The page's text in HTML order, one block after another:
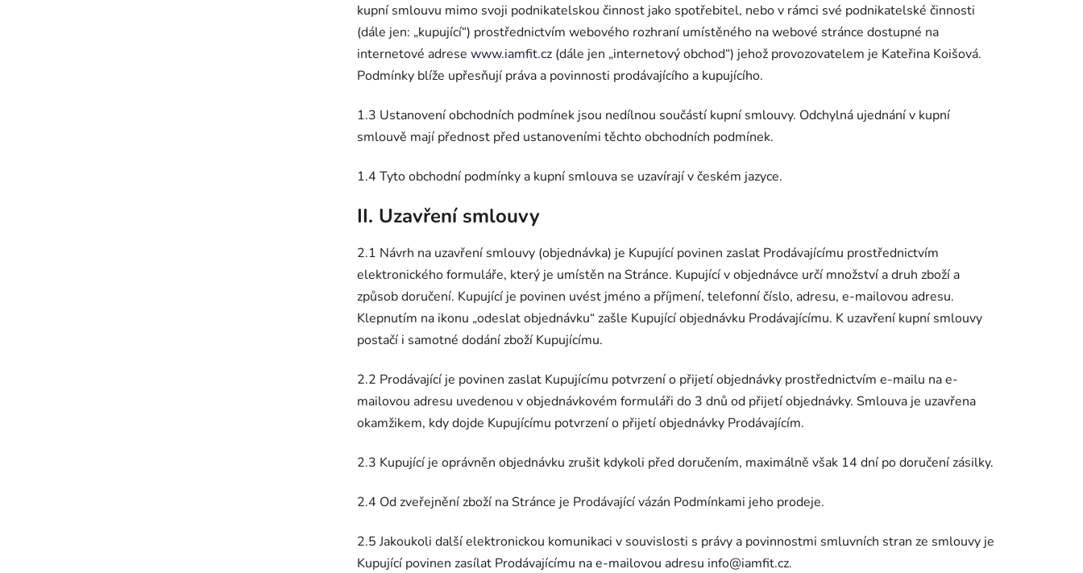
kupní smlouvu mimo svoji podnikatelskou činnost jako spotřebitel, nebo v rámci své podnikatelské činnosti
(dále jen: „kupující“) prostřednictvím webového rozhraní umístěného na webové stránce dostupné na
internetové adrese www.iamfit.cz (dále jen „internetový obchod“) jehož provozovatelem je Kateřina Koišová.
Podmínky blíže upřesňují práva a povinnosti prodávajícího a kupujícího.
1.3 Ustanovení obchodních podmínek jsou nedílnou součástí kupní smlouvy. Odchylná ujednání v kupní
smlouvě mají přednost před ustanoveními těchto obchodních podmínek.
1.4 Tyto obchodní podmínky a kupní smlouva se uzavírají v českém jazyce.
II. Uzavření smlouvy
2.1 Návrh na uzavření smlouvy (objednávka) je Kupující povinen zaslat Prodávajícímu prostřednictvím
elektronického formuláře, který je umístěn na Stránce. Kupující v objednávce určí množství a druh zboží a
způsob doručení. Kupující je povinen uvést jméno a příjmení, telefonní číslo, adresu, e-mailovou adresu.
Klepnutím na ikonu „odeslat objednávku“ zašle Kupující objednávku Prodávajícímu. K uzavření kupní smlouvy
postačí i samotné dodání zboží Kupujícímu.
2.2 Prodávající je povinen zaslat Kupujícímu potvrzení o přijetí objednávky prostřednictvím e-mailu na e-
mailovou adresu uvedenou v objednávkovém formuláři do 3 dnů od přijetí objednávky. Smlouva je uzavřena
okamžikem, kdy dojde Kupujícímu potvrzení o přijetí objednávky Prodávajícím.
2.3 Kupující je oprávněn objednávku zrušit kdykoli před doručením, maximálně však 14 dní po doručení zásilky.
2.4 Od zveřejnění zboží na Stránce je Prodávající vázán Podmínkami jeho prodeje.
2.5 Jakoukoli další elektronickou komunikaci v souvislosti s právy a povinnostmi smluvních stran ze smlouvy je
Kupující povinen zasílat Prodávajícímu na e-mailovou adresu info@iamfit.cz.